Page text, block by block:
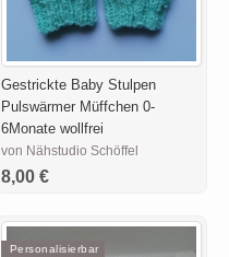
Gestrickte Baby Stulpen
Pulswärmer Müffchen 0-
6Monate wollfrei
von Nähstudio Schöffel
8,00 €
Personalisierbar